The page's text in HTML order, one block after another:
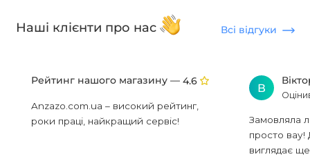
Наші клієнти про нас Всі відгуки
Рейтинг нашого магазину — 4.6
Anzazo.com.ua – високий рейтинг,
роки праці, найкращий сервіс!
В
Замовляла
просто вау!
виглядає